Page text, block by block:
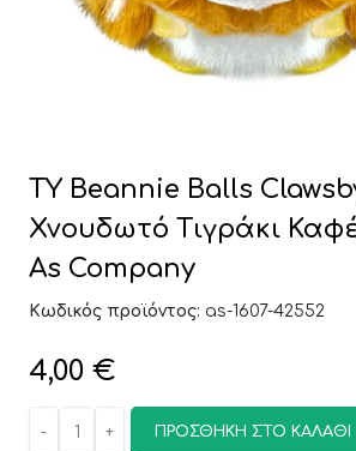
TY Beannie Balls
Χνουδωτό Τιγράκι
As Company
Κωδικός προϊόντος: as-1607-42552
4,00 €
ΠΡΟΣΘΉΚΗ ΣΤΟ ΚΑΛΆΘΙ